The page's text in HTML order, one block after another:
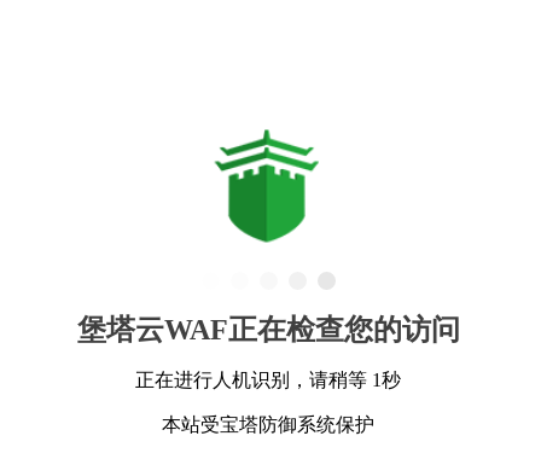
堡塔云WAF正在检查您的访问
正在进行人机识别，请稍等 1秒
本站受宝塔防御系统保护